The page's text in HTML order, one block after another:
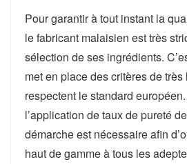
Pour garantir à tout instant la
le fabricant malaisien est très
sélection de ses ingrédients.
met en place des critères de
respectent le standard
l’application de taux de pureté
démarche est nécessaire afin
haut de gamme à tous les